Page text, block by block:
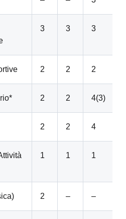
3 3 3
2 2 2
2 2 4(3)
2 2 4
1 1 1
2 – –